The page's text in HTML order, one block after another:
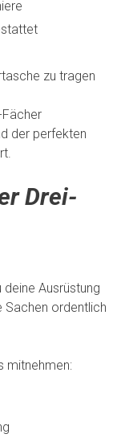
zu tragen
der perfekten
Drei-
Ausrüstung
Sachen ordentlich
mitnehmen: